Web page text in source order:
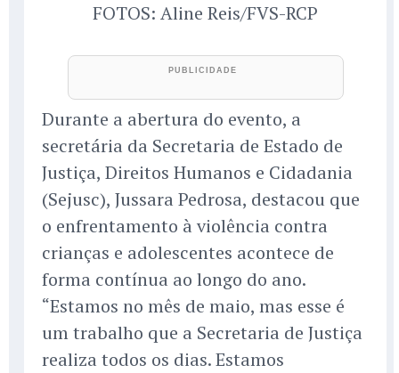
FOTOS: Aline Reis/FVS-RCP
Durante a abertura do evento, a
secretária da Secretaria de Estado de
Justiça, Direitos Humanos e Cidadania
(Sejusc), Jussara Pedrosa, destacou que
o enfrentamento à violência contra
crianças e adolescentes acontece de
forma contínua ao longo do ano.
“Estamos no mês de maio, mas esse é
um trabalho que a Secretaria de Justiça
realiza todos os dias. Estamos